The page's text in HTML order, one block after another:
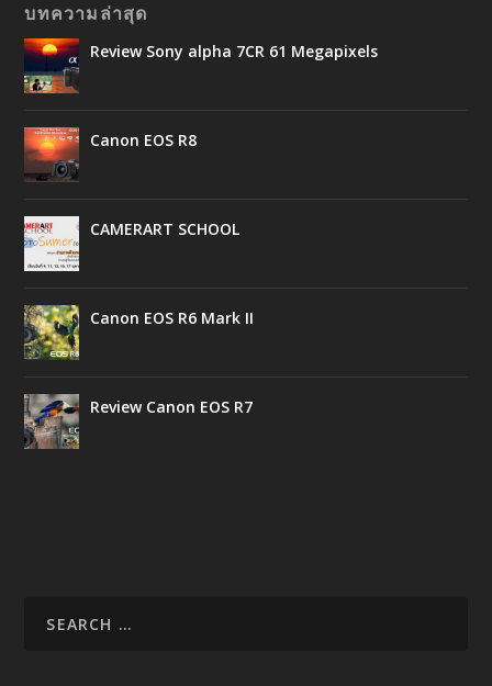
บทความล่าสุด
Review Sony alpha 7CR 61 Megapixels
Canon EOS R8
CAMERART SCHOOL
Canon EOS R6 Mark II
Review Canon EOS R7